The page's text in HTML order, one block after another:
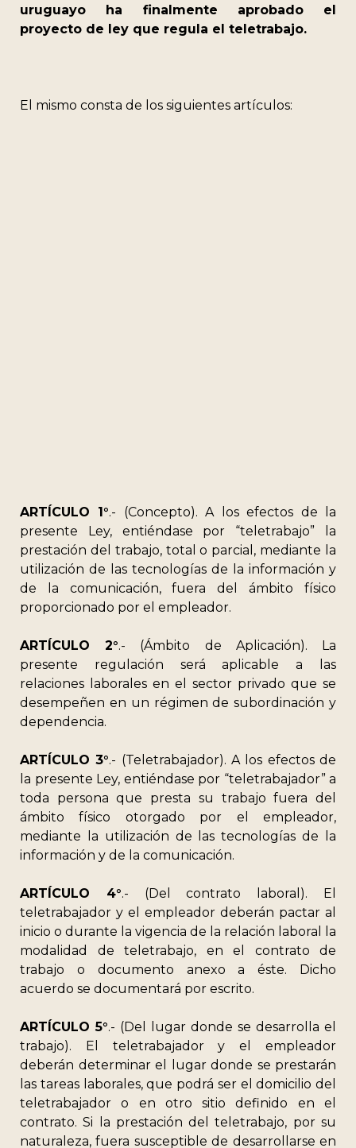
uruguayo ha finalmente aprobado el
proyecto de ley que regula el teletrabajo.
El mismo consta de los siguientes artículos:
ARTÍCULO 1°.- (Concepto). A los efectos de la
presente Ley, entiéndase por “teletrabajo” la
prestación del trabajo, total o parcial, mediante la
utilización de las tecnologías de la información y
de la comunicación, fuera del ámbito físico
proporcionado por el empleador.
ARTÍCULO 2°.- (Ámbito de Aplicación). La
presente regulación será aplicable a las
relaciones laborales en el sector privado que se
desempeñen en un régimen de subordinación y
dependencia.
ARTÍCULO 3°.- (Teletrabajador). A los efectos de
la presente Ley, entiéndase por “teletrabajador” a
toda persona que presta su trabajo fuera del
ámbito físico otorgado por el empleador,
mediante la utilización de las tecnologías de la
información y de la comunicación.
ARTÍCULO 4°.- (Del contrato laboral). El
teletrabajador y el empleador deberán pactar al
inicio o durante la vigencia de la relación laboral la
modalidad de teletrabajo, en el contrato de
trabajo o documento anexo a éste. Dicho
acuerdo se documentará por escrito.
ARTÍCULO 5°.- (Del lugar donde se desarrolla el
trabajo). El teletrabajador y el empleador
deberán determinar el lugar donde se prestarán
las tareas laborales, que podrá ser el domicilio del
teletrabajador o en otro sitio definido en el
contrato. Si la prestación del teletrabajo, por su
naturaleza, fuera susceptible de desarrollarse en